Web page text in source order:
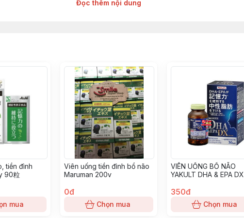
giảm nguy cơ mắc bệnh Alzheimer
trầm cảm cho những người làm việc trí óc cường độ cao
kinh trước tác hại của gốc tự do và tuổi tác
điểm vàng
phòng ngừa đột quỵ, tai biến
Đọc thêm nội dung
tiền đình
90粒
mua
Viên uống tiền đình bổ não
Maruman 200v
0đ
Chọn mua
VIÊN UỐNG BỔ NÃO
YAKULT DHA & EPA DX
350đ
Chọn mua